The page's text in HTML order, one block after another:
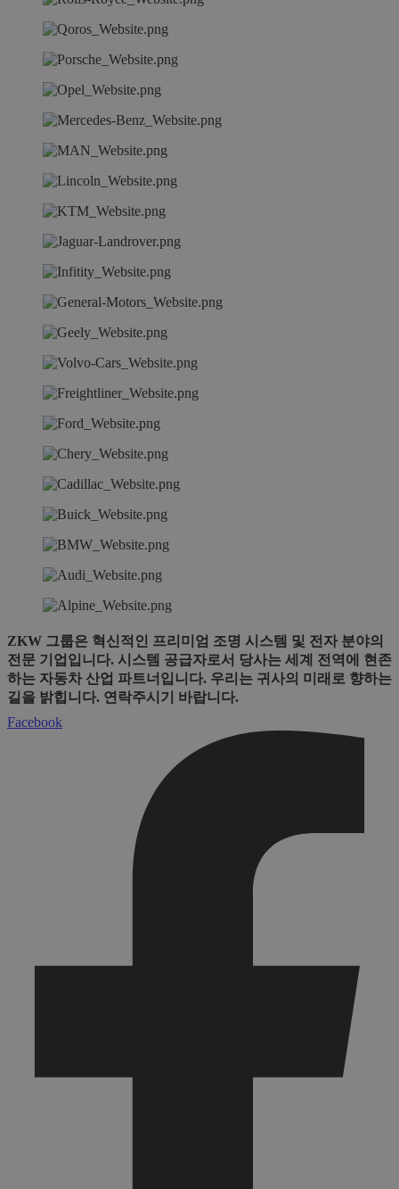
ZKW 그룹은 혁신적인 프리미엄 조명 시스템 및 전자 분야의
전문 기업입니다. 시스템 공급자로서 당사는 세계 전역에 현존
하는 자동차 산업 파트너입니다. 우리는 귀사의 미래로 향하는
길을 밝힙니다. 연락주시기 바랍니다.
Facebook